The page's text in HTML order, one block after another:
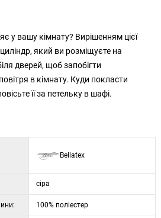
у вашу кімнату? Вирішенням цієї
який ви розміщуєте на
дверей, щоб запобігти
в кімнату. Куди покласти
її за петельку в шафі.
Bellatex
сіра
100% поліестер